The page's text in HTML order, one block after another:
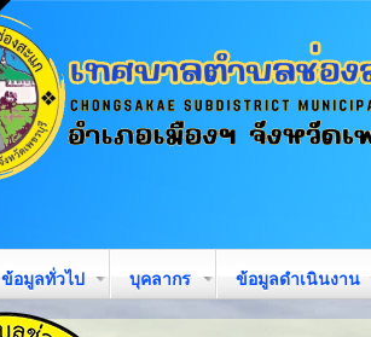
ข้อมูลทั่วไป บุคลากร ข้อมูลดำเนินงาน